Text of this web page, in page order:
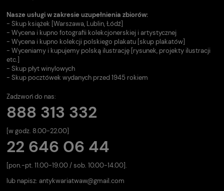
Nasze usługi w zakresie uzupełnienia zbiorów:
- Skup książek [Warszawa, Lublin, Łódź]
- Wycena i kupno fotografii kolekcjonerskiej i artystycznej
- Wycena i kupno kolekcji polskiego plakatu [skup plakatów]
- Wyceniamy i kupujemy polską ilustrację [rysunek, projekty ilustracji
etc.]
- Skup płyt winylowych
- Skup pocztówek wydanych przed 1945 rokiem
Zadzwoń do nas:
888 313 332
[w godz. 8.00-22.00]
22 646 06 44
[pon.-pt. 11.00-19.00 / sob. 10.00-14.00].
lub napisz: antykwariatwaw@gmail.com